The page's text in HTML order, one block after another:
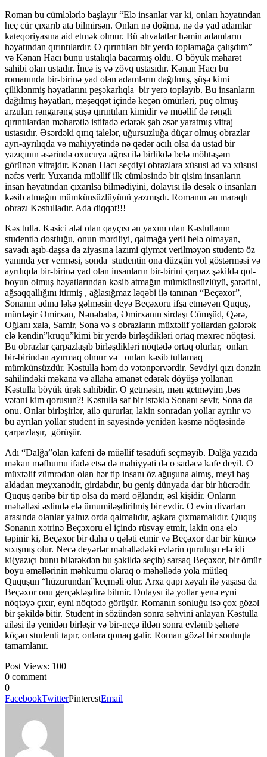
Roman bu cümlələrlə başlayır “Elə insanlar var ki, onları həyatından
heç cür çıxarıb ata bilmirsən. Onları nə doğma, nə də yad adamlar
kateqoriyasına aid etmək olmur. Bü əhvalatlar həmin adamların
həyatından qırıntılardır. O qırıntıları bir yerdə toplamağa çalışdım”
və Kənan Hacı bunu ustalıqla bacarmış oldu. O böyük məharət
sahibi olan ustadır. İncə iş və zövq ustasıdır. Kənan Hacı bu
romanında bir-birinə yad olan adamların dağılmış, şüşə kimi
çiliklənmiş həyatlarını peşəkarlıqla bir yerə toplayıb. Bu insanların
dağılmış həyatları, məşəqqət içində keçən ömürləri, puç olmuş
arzuları rəngarəng şüşə qırıntıları kimidir və müəllif də rəngli
qırıntılardan məharətlə istifadə edərək şah əsər yaratmış vitraj
ustasıdır. Əsərdəki qırıq talelər, uğursuzluğa düçar olmuş obrazlar
ayrı-ayrılıqda və mahiyyətində nə qədər acılı olsa da ustad bir
yazıçının əsərində oxucuya ağrısı ilə birlikdə belə möhtəşəm
görünən vitrajdır. Kənan Hacı seçdiyi obrazlara xüsusi ad və xüsusi
nəfəs verir. Yuxarıda müəllif ilk cümləsində bir qisim insanların
insan həyatından çıxarılsa bilmədiyini, dolayısı ilə desək o insanları
kəsib atmağın mümkünsüzlüyünü yazmışdı. Romanın ən maraqlı
obrazı Kəstulladır. Ada diqqət!!!
Kəs tulla. Kəsici alət olan qayçısı ən yaxını olan Kəstullanın
studentlə dostluğu, onun mərdliyi, qalmağa yerli belə olmayan,
savadı aşıb-daşsa da ziyasına lazımi qiymət verilməyən studentə öz
yanında yer verməsi, sonda studentin ona düzgün yol göstərməsi və
ayrılıqda bir-birinə yad olan insanların bir-birini çarpaz şəkildə qol-
boyun olmuş həyatlarından kəsib atmağın mümkünsüzlüyü, şərəfini,
ağsaqqallığını itirmiş , ağlasığmaz ləqəbi ilə tanınan “Beçəxor”,
Sonanın adına ləkə gəlməsin deyə Beçəxoru ifşa etməyən Ququş,
mürdəşir Əmirxan, Nənəbaba, Əmirxanın sirdaşı Cümşüd, Qərə,
Oğlanı xala, Samir, Sona və s obrazların müxtəlif yollardan gələrək
elə kəndin”kruqu”kimi bir yerdə birləşdikləri ortaq məxrəc nöqtəsi.
Bu obrazlar çarpazlaşıb birləşdikləri nöqtədə ortaq olurlar, onları
bir-birindən ayırmaq olmur və onları kəsib tullamaq
mümkünsüzdür. Kəstulla həm də vətənpərvərdir. Sevdiyi qızı dənzin
sahilindəki məkana və allaha əmanət edərək döyüşə yollanan
Kəstulla böyük ürək sahibidir. O getməsin, mən getməyim ,bəs
vətəni kim qorusun?! Kəstulla saf bir istəklə Sonanı sevir, Sona da
onu. Onlar birləşirlər, ailə qururlar, lakin sonradan yollar ayrılır və
bu ayrılan yollar student in sayəsində yenidən kəsmə nöqtəsində
çarpazlaşır, görüşür.
Adı “Dalğa”olan kafeni də müəllif təsadüfi seçməyib. Dalğa yazıda
məkan məfhumu ifadə etsə də mahiyyəti də o sadəcə kafe deyil. O
müxtəlif zümrədən olan hər tip insanı öz ağuşuna almış, meyi baş
aldadan meyxanədir, girdabdır, bu geniş dünyada dar bir hücrədir.
Ququş qəribə bir tip olsa da mərd oğlandır, əsl kişidir. Onların
məhəlləsi əslində elə ümumiləşdirilmiş bir evdir. O evin divarları
arasında olanlar yalnız orda qalmalıdır, aşkara çıxmamalıdır. Ququş
Sonanın xətrinə Beçəxoru el içində rüsvay etmir, lakin ona elə
təpinir ki, Beçəxor bir daha o qələti etmir və Beçəxor dar bir küncə
sıxışmış olur. Necə deyərlər məhəllədəki evlərin quruluşu elə idi
ki(yazıçı bunu bilərəkdən bu şəkildə seçib) sarsaq Beçəxor, bir ömür
boyu əməllərinin məhkumu olaraq o məhəllədə yola mütləq
Ququşun “hüzurundan”keçməli olur. Arxa qapı xəyalı ilə yaşasa da
Beçəxor onu gerçəkləşdirə bilmir. Dolaysı ilə yollar yenə eyni
nöqtəyə çıxır, eyni nöqtədə görüşür. Romanın sonluğu isə çox gözəl
bir şəkildə bitir. Student in sözündən sonra səhvini anlayan Kəstulla
ailəsi ilə yenidən birləşir və bir-neçə ildən sonra evlənib şəhərə
köçən studenti tapır, onlara qonaq gəlir. Roman gözəl bir sonluqla
tamamlanır.
Post Views: 100
0 comment
0
FacebookTwitterPinterestEmail